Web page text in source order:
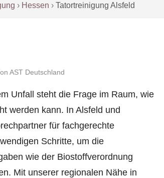
› Hessen › Tatortreinigung Alsfeld
AST Deutschland
Unfall steht die Frage im Raum, wie
werden kann. In Alsfeld und
für fachgerechte
Schritte, um die
wie der Biostoffverordnung
Mit unserer regionalen Nähe in